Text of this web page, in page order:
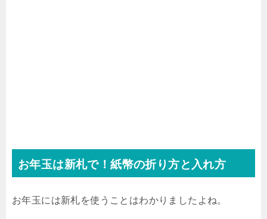
お年玉は新札で！紙幣の折り方と入れ方
お年玉には新札を使うことはわかりましたよね。